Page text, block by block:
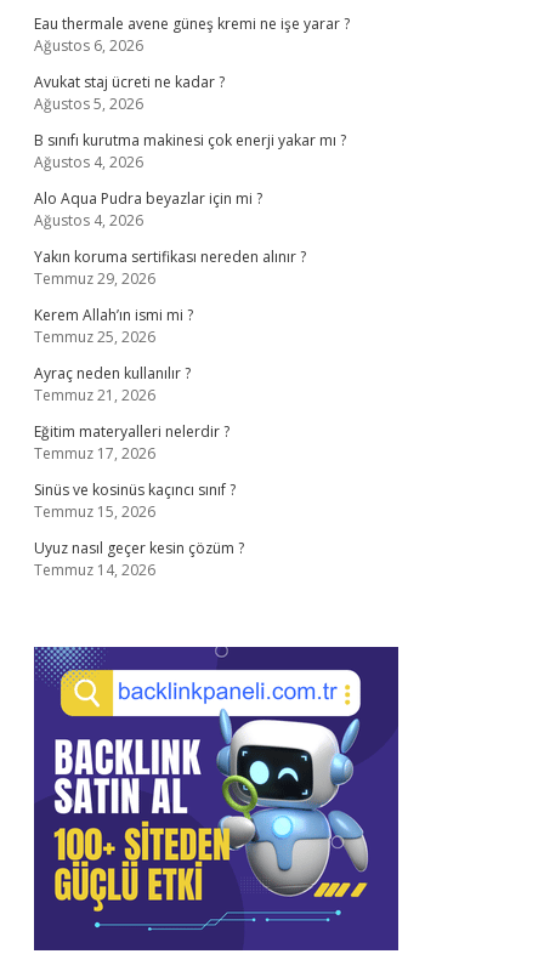
Eau thermale avene güneş kremi ne işe yarar ?
Ağustos 6, 2026
Avukat staj ücreti ne kadar ?
Ağustos 5, 2026
B sınıfı kurutma makinesi çok enerji yakar mı ?
Ağustos 4, 2026
Alo Aqua Pudra beyazlar için mi ?
Ağustos 4, 2026
Yakın koruma sertifikası nereden alınır ?
Temmuz 29, 2026
Kerem Allah’ın ismi mi ?
Temmuz 25, 2026
Ayraç neden kullanılır ?
Temmuz 21, 2026
Eğitim materyalleri nelerdir ?
Temmuz 17, 2026
Sinüs ve kosinüs kaçıncı sınıf ?
Temmuz 15, 2026
Uyuz nasıl geçer kesin çözüm ?
Temmuz 14, 2026